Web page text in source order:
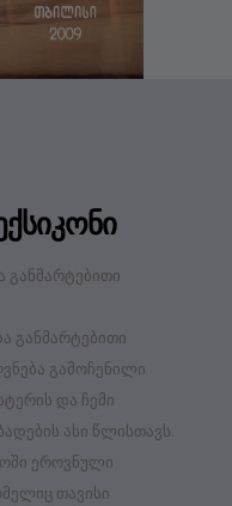
განმარტებითი
განმარტებითი
გამოჩენილი
და ჩემი
ასი წლისთავს.
ეროვნული
თავისი